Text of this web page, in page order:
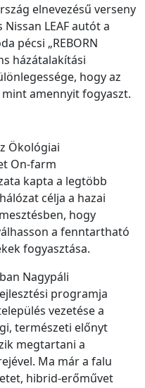
elnevezésű verseny
LEAF autót a
pécsi „REBORN
házátalakítási
hogy az
amennyit fogyaszt.
Ökológiai
On-farm
kapta a legtöbb
célja a hazai
hogy
a fenntartható
fogyasztása.
Nagypáli
programja
vezetése a
természeti előnyt
megtartani a
Ma már a falu
hibrid-erőművet